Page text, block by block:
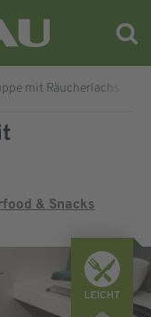
mit Räucherlachs
& Snacks